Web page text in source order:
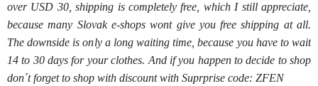
over USD 30, shipping is completely free, which I still appreciate,
because many Slovak e-shops wont give you free shipping at all.
The downside is only a long waiting time, because you have to wait
14 to 30 days for your clothes. And if you happen to decide to shop
don´t forget to shop with discount with Suprprise code: ZFEN